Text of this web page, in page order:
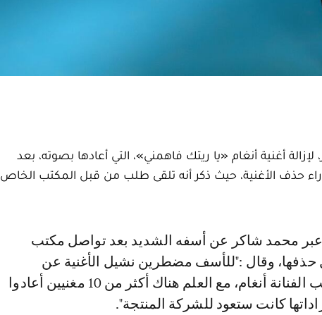
أغنية أنغام «يا ريتك فاهمني»، التي أعادها بصوته، بعد
حذف الأغنية، حيث ذكر أنه تلقى طلب من قبل المكتب الخاص
حذفها، وقال :"للأسف مضطرين نشيل الأغنية عن
اليوتيوب، كلمونا من مكتب الفنانة أنغام، مع العلم هناك أكثر من 10 مغنيين أعادوا
كانت ستعود للشركة المنتجة".